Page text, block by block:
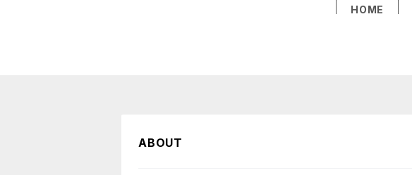
HOME
ABOUT